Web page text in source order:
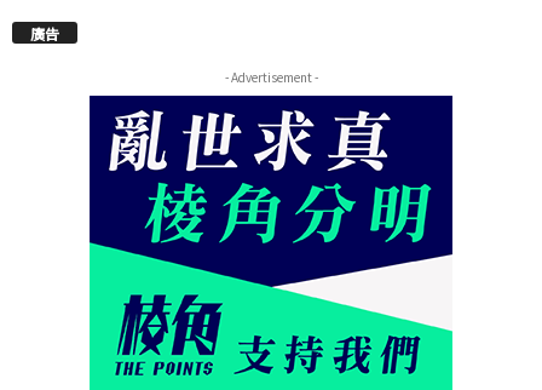
廣告
- Advertisement -